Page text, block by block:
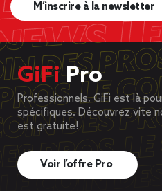
M’inscrire à la newsletter
GiFiPro
Professionnels, GiFi est là
spécifiques. Découvrez vite
est gratuite!
Voir l’offre Pro